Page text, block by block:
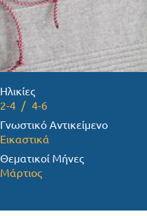
Ηλικίες
2-4
4-6
Γνωστικό Αντικείμενο
Εικαστικά
Θεματικοί Μήνες
Μάρτιος